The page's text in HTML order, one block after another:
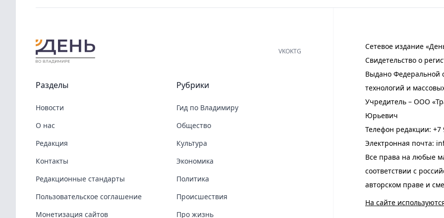
Сетевое издание
Свидетельство о
Выдано Федеральной
технологий и
Учредитель – ООО
Юрьевич
Телефон редакции: +7
Электронная почта:
Все права на любые
соответствии с
авторском праве и
На сайте
VKOKTG
Разделы
Новости
О нас
Редакция
Контакты
Редакционные стандарты
Пользовательское соглашение
Монетизация сайтов
Рубрики
Гид по Владимиру
Общество
Культура
Экономика
Политика
Происшествия
Про жизнь